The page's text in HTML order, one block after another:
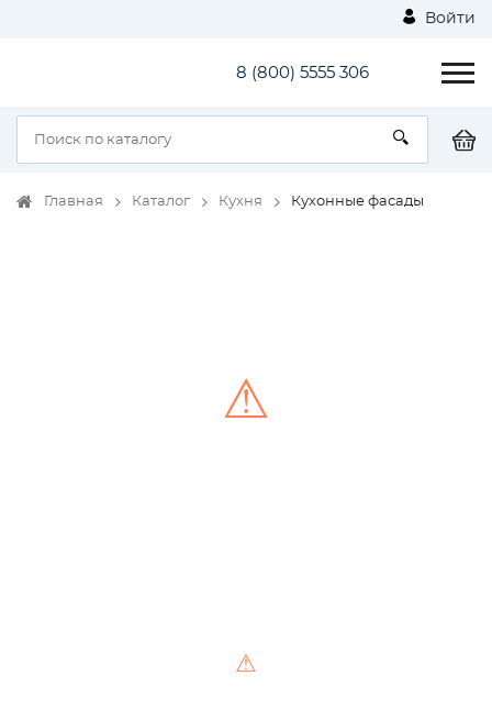
Войти
8 (800) 5555 306
Главная Каталог Кухня Кухонные фасады
⚠
⚠